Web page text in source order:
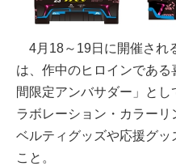
4月18～19日に開催され
は、作中のヒロインであ
間限定アンバサダー」と
ラボレーション・カラー
ベルティグッズや応援グ
こと。